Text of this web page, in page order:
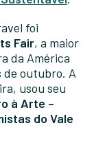
foi
Fair, a maior
da América
de outubro. A
usou seu
à Arte –
do Vale